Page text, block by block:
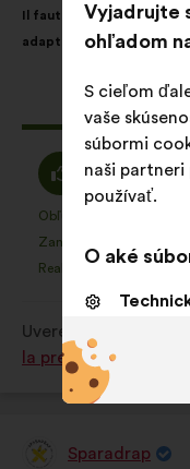
návrhu:
Il faut créer dans tous
adapté aux enfants.
rozdelením:
Súhlasím
:
82%
kvalifikovaný:
Obľúbená položka
:krát
Zanedbateľné
:krát
Realistické
:krát
Uverejnené na
la prévention et le
Návrh: Sparadrap
Vyjadrujte
ohľadom
S cieľom
vaše
súbormi
naši partneri
používať.
O aké
návšteve